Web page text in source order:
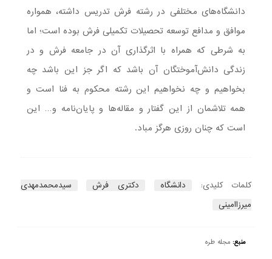
دانشگاه‌های مختلفی در رشته فرش تدریس داشته، همواره
موافق و مدافع توسعه تحصیلات تکمیلی فرش بوده است؛ اما
به شرطی که همراه با اثر‌گذاری آن در جامعه فرش و در
زندگی دانش‌آموختگان آن باشد که اگر جز این باشد چه
بخواهیم و چه نخواهیم این رشته محکوم به فنا است و
همه تلاشمان از این گفتار و مقاله‌ها و پایان‌نامه و… این
است که چنان روزی هرگز مباد.
کلمات کلیدی: دانشگاه دکتری فرش
سیدمحمدمهدی
میرزاامینی
منبع: مجله طره